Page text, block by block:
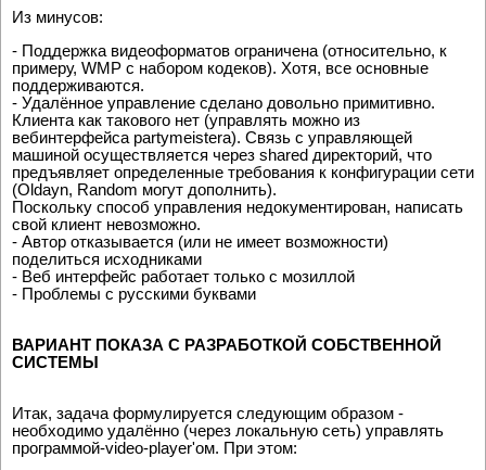
Из минусов:
- Поддержка видеоформатов ограничена (относительно, к
примеру, WMP с набором кодеков). Хотя, все основные
поддерживаются.
- Удалённое управление сделано довольно примитивно.
Клиента как такового нет (управлять можно из
вебинтерфейса partymeistera). Связь с управляющей
машиной осуществляется через shared директорий, что
предъявляет определенные требования к конфигурации сети
(Oldayn, Random могут дополнить).
Поскольку способ управления недокументирован, написать
свой клиент невозможно.
- Автор отказывается (или не имеет возможности)
поделиться исходниками
- Веб интерфейс работает только с мозиллой
- Проблемы с русскими буквами
ВАРИАНТ ПОКАЗА С РАЗРАБОТКОЙ СОБСТВЕННОЙ
СИСТЕМЫ
Итак, задача формулируется следующим образом -
необходимо удалённо (через локальную сеть) управлять
программой-video-player'ом. При этом: